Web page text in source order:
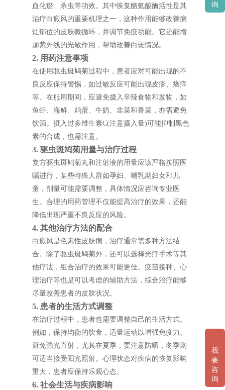
血化瘀、杀虫等功效。其中恢复酪氨酸酶活性是其
治疗白癜风的重要机理之一，这种作用能够改善病
灶部位的皮肤微循环，并调节免疫功能。它还能增
加紫外线的光敏作用，帮助改善白斑情况。
2. 用药注意事项
在使用驱虫斑鸠菊过程中，患者应对可能出现的不
良反应保持警惕，如过敏反应可能出现皮疹、瘙痒
等。在服用期间，应避免摄入辛辣食物和发物，如
鱼虾、海鲜、鸡蛋、牛奶、韭菜和香菜，亦需避免
饮酒。摄入过多维生素C(注意摄入量)可能抑制黑色
素的合成，也需注意。
3. 驱虫斑鸠菊用量与治疗过程
复方驱虫斑鸠菊丸和注射液的用量应该严格按照医
嘱进行，某些特殊人群如孕妇、哺乳期妇女和儿
童，剂量可能需要调整，具体情况应咨询专业医
生。合理的用药管理不仅能提高治疗的效果，还能
降低出现严重不良反应的风险。
4. 其他治疗方法的配合
白癜风是色素性皮肤病，治疗通常需多种方法结
合。除了驱虫斑鸠菊外，还可以选择光疗手术等其
他疗法，组合治疗的效果可能更佳。疫苗接种、心
理治疗等也是可以考虑的辅助方法，综合治疗能够
尽量改善患者的皮肤状况。
5. 患者的生活方式调整
在治疗过程中，患者也需要调整自己的生活方式。
例如，保持均衡的饮食，适量运动以增强免疫力。
避免强光直射，尤其在夏季，要注意防晒，冬季则
可适当接受阳光照射。心理状态对疾病的恢复影响
重大，患者应保持乐观心态。
6. 社会生活与疾病影响
我
要
咨
询
询